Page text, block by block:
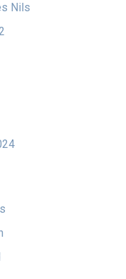
Nils